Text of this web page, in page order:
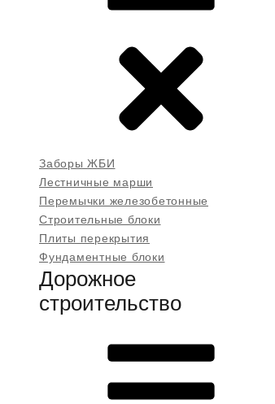
Заборы ЖБИ
Лестничные марши
Перемычки железобетонные
Строительные блоки
Плиты перекрытия
Фундаментные блоки
Дорожное
строительство